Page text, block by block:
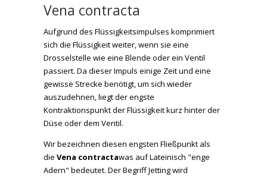
Vena contracta
Aufgrund des Flüssigkeitsimpulses komprimiert
sich die Flüssigkeit weiter, wenn sie eine
Drosselstelle wie eine Blende oder ein Ventil
passiert. Da dieser Impuls einige Zeit und eine
gewisse Strecke benötigt, um sich wieder
auszudehnen, liegt der engste
Kontraktionspunkt der Flüssigkeit kurz hinter der
Düse oder dem Ventil.
Wir bezeichnen diesen engsten Fließpunkt als
dieVena contractawas auf Lateinisch "enge
Adern" bedeutet. Der Begriff Jetting wird